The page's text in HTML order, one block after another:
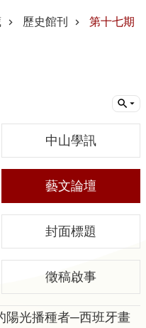
歷史館刊 第十七期
中山學訊
藝文論壇
封面標題
徵稿啟事
陽光播種者─西班牙畫